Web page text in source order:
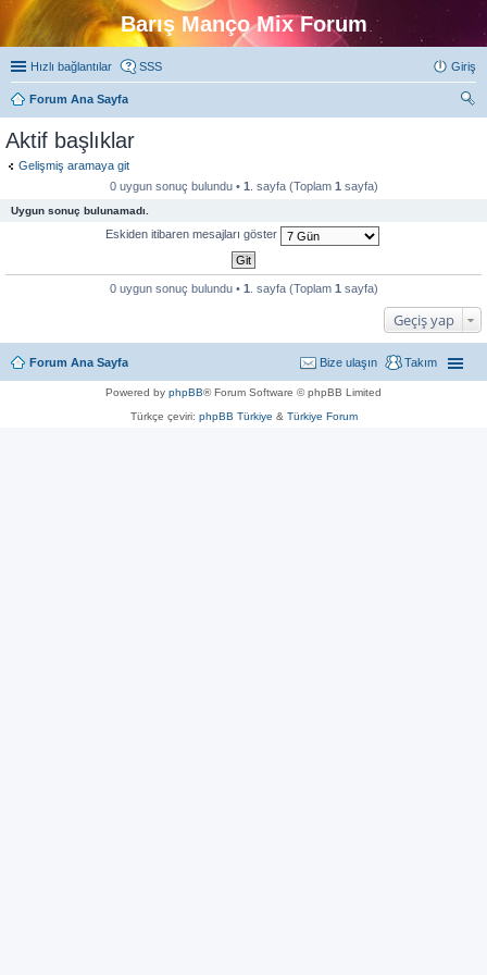
Barış Manço Mix Forum
Hızlı bağlantılar SSS Giriş
Forum Ana Sayfa
Aktif başlıklar
Gelişmiş aramaya git
0 uygun sonuç bulundu • 1 . sayfa (Toplam 1 sayfa)
Uygun sonuç bulunamadı.
Eskiden itibaren mesajları göster
0 uygun sonuç bulundu • 1 . sayfa (Toplam 1 sayfa)
Geçiş yap
Forum Ana Sayfa Takım
Bize ulaşın
Powered by phpBB® Forum Software © phpBB Limited
Türkçe çeviri: phpBB Türkiye & Türkiye Forum